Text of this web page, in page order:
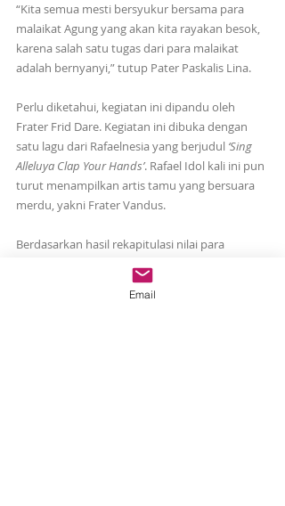
“Kita semua mesti bersyukur bersama para
malaikat Agung yang akan kita rayakan besok,
karena salah satu tugas dari para malaikat
adalah bernyanyi,” tutup Pater Paskalis Lina.
Perlu diketahui, kegiatan ini dipandu oleh
Frater Frid Dare. Kegiatan ini dibuka dengan
satu lagu dari Rafaelnesia yang berjudul ‘Sing
Alleluya Clap Your Hands’. Rafael Idol kali ini pun
turut menampilkan artis tamu yang bersuara
merdu, yakni Frater Vandus.
Berdasarkan hasil rekapitulasi nilai para
kontestan, yang keluar sebagai juara Rafael
Idol kali ini adalah Frater Anton Tibo, Putra asal
Nangapenda-Ende yang membawakan lagu
Email